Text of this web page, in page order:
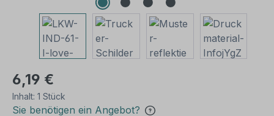
6,19 €
Inhalt: 1 Stück
Sie benötigen ein Angebot?